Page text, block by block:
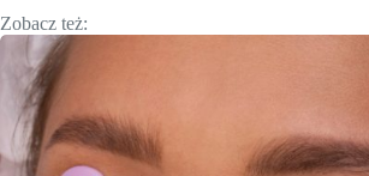
Zobacz też: